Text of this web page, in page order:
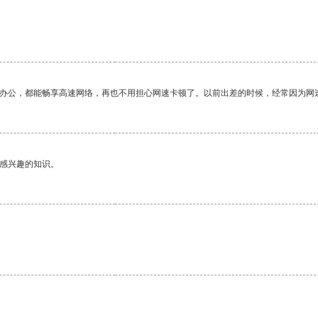
，都能畅享高速网络，再也不用担心网速卡顿了。以前出差的时候，经常因为
兴趣的知识。